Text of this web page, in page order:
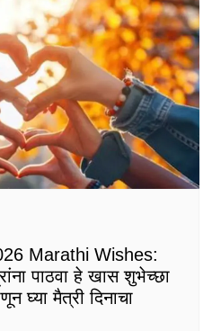
Marathi Wishes:
पाठवा हे खास शुभेच्छा
घ्या मैत्री दिनाचा